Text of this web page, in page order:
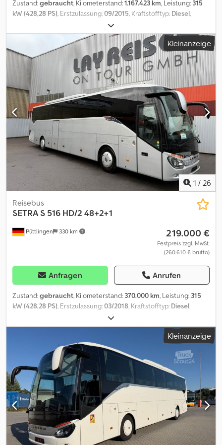
Zustand:gebraucht, Kilometerstand:1.167.423 km, Leistung: 315
kW (428,28 PS), Erstzulassung:09/2015, Kraftstofftyp: Diesel,
, Getriebetyp:
Emissionsklasse:Euro6, Farbe:Weiß, Bremsen:Retarder,
ABS, Elektronisches Stabilitätsprogramm (ESP),
Klimaanlage, Navigationssystem, Standheizung, Toilette, *
Setra S 516 HD * 2 - Achser - 13 Meter * Fahrzeug 2-fach
verfügbar * Seitenscheiben getönt Dcedpfjzp Azgjx Akwsk *
Vorhänge * Klimaanlage / Klimaautomatik *
Fahrerplatzklimatisierung * WC mit Waschraum * Videoanlage mit
Flachbildschirmen * Videoüberwachung Mitteleinstieg und Heck
* Überwachungsmonitor für Fahrer * 51+ 2 Schlafsessel + 1 Fahrer
* TÜV / AU auf Wunsch neu * Irrtum und Zwischenverkauf
vorbehalten
Kleinanzeige
1 / 26
Püttlingen 330 km
Reisebus
SETRA S 516 HD/2 48+2+1
219.000 €
Festpreis zzgl. MwSt.
(260.610 € brutto)
Anfragen Anrufen
Zustand:gebraucht, Kilometerstand: 370.000 km, Leistung: 315
kW (428,28 PS), Erstzulassung:03/2018, Kraftstofftyp: Diesel,
, Getriebetyp:
Emissionsklasse:Euro6, Farbe:Weiß, Bremsen:Retarder,
ABS, Elektronisches Stabilitätsprogramm (ESP),
Klimaanlage, Navigationssystem, Standheizung, Toilette
, Setra
S 516 HD Guter Zustand * MB-Motor 315 kW Euro6 * MB
PowerShift-Getriebe * ABA Notbremsassistent * ART
Abstandsregeltempomat * Spurhalteassistent * Attention Assist *
ESP, ABS, ASR * Retarder * Klimaautomatik * Standheizung
vorwählbar * 48 + 2 +1 Sitze * Schlafsitze rück- / seitwärts
verstellbar in Teilleder mit Tischen, Netzen, Fußrasten, Armlehnen,
Gurten und Kopfstützen * Begleitersitz verstellbar * Boden in
Holzoptik * Kühlschrank * WC mit Waschbecken, Frostschutz-
Heizung * Service-Sets mit Düsenbelüftung, Leseleuchten *
Kleinanzeige